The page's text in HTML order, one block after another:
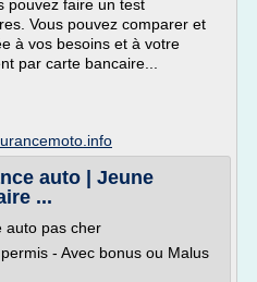
pouvez faire un test
Vous pouvez comparer et
à vos besoins et à votre
par carte bancaire...
auto | Jeune
...
auto pas cher
- Avec bonus ou Malus